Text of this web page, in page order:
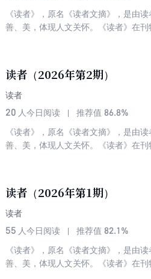
《读者》，原名《读者文摘》，是由
善、美，体现人文关怀。《读者》在
快的阅读中陶冶情操、净化心灵！具有
读者（2026年第2期）
读者
20 人今日阅读 推荐值 86.8%
《读者》，原名《读者文摘》，是由
善、美，体现人文关怀。《读者》在
快的阅读中陶冶情操、净化心灵！具有
读者（2026年第1期）
读者
55 人今日阅读 推荐值 82.1%
《读者》，原名《读者文摘》，是由
善、美，体现人文关怀。《读者》在